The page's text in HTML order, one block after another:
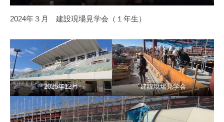
2024年３月 建設現場見学会（１年生）
2025年12月 建設現場見学会